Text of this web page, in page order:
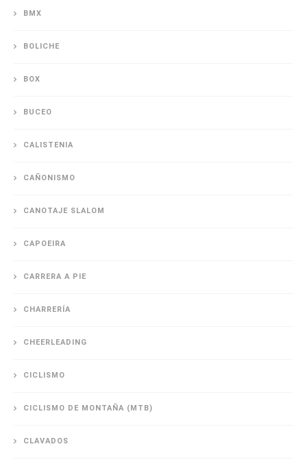
BMX
BOLICHE
BOX
BUCEO
CALISTENIA
CAÑONISMO
CANOTAJE SLALOM
CAPOEIRA
CARRERA A PIE
CHARRERÍA
CHEERLEADING
CICLISMO
CICLISMO DE MONTAÑA (MTB)
CLAVADOS